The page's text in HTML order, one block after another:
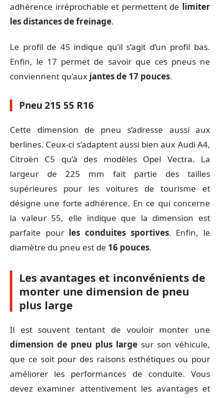
adhérence irréprochable et permettent de limiter
les distances de freinage.
Le profil de 45 indique qu’il s’agit d’un profil bas.
Enfin, le 17 permet de savoir que ces pneus ne
conviennent qu’aux jantes de 17 pouces.
Pneu 215 55 R16
Cette dimension de pneu s’adresse aussi aux
berlines. Ceux-ci s’adaptent aussi bien aux Audi A4,
Citroën C5 qu’à des modèles Opel Vectra. La
largeur de 225 mm fait partie des tailles
supérieures pour les voitures de tourisme et
désigne une forte adhérence. En ce qui concerne
la valeur 55, elle indique que la dimension est
parfaite pour les conduites sportives. Enfin, le
diamètre du pneu est de 16 pouces.
Les avantages et inconvénients de
monter une dimension de pneu
plus large
Il est souvent tentant de vouloir monter une
dimension de pneu plus large sur son véhicule,
que ce soit pour des raisons esthétiques ou pour
améliorer les performances de conduite. Vous
devez examiner attentivement les avantages et